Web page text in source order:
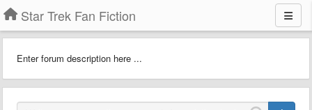
Star Trek Fan Fiction
Enter forum description here ...